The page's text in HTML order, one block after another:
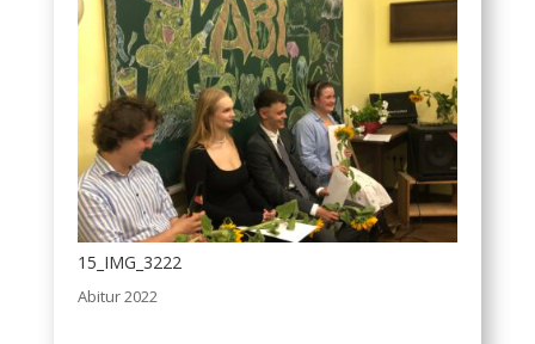
15_IMG_3222
Abitur 2022